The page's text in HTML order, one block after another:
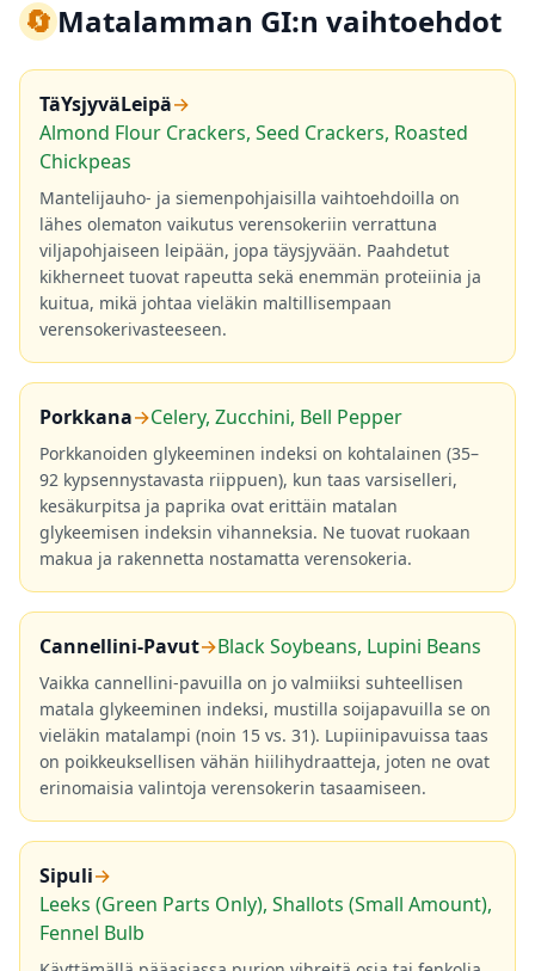
🔄Matalamman GI:n vaihtoehdot
TäYsjyväLeipä→
Almond Flour Crackers, Seed Crackers, Roasted
Chickpeas
Mantelijauho- ja siemenpohjaisilla vaihtoehdoilla on
lähes olematon vaikutus verensokeriin verrattuna
viljapohjaiseen leipään, jopa täysjyvään. Paahdetut
kikherneet tuovat rapeutta sekä enemmän proteiinia ja
kuitua, mikä johtaa vieläkin maltillisempaan
verensokerivasteeseen.
Porkkana→Celery, Zucchini, Bell Pepper
Porkkanoiden glykeeminen indeksi on kohtalainen (35–
92 kypsennystavasta riippuen), kun taas varsiselleri,
kesäkurpitsa ja paprika ovat erittäin matalan
glykeemisen indeksin vihanneksia. Ne tuovat ruokaan
makua ja rakennetta nostamatta verensokeria.
Cannellini-Pavut→Black Soybeans, Lupini Beans
Vaikka cannellini-pavuilla on jo valmiiksi suhteellisen
matala glykeeminen indeksi, mustilla soijapavuilla se on
vieläkin matalampi (noin 15 vs. 31). Lupiinipavuissa taas
on poikkeuksellisen vähän hiilihydraatteja, joten ne ovat
erinomaisia valintoja verensokerin tasaamiseen.
Sipuli→
Leeks (Green Parts Only), Shallots (Small Amount),
Fennel Bulb